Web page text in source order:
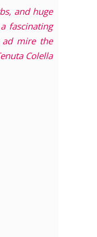
and huge
fascinating
mire the
Colella